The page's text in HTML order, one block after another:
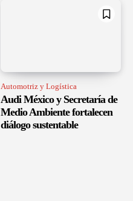
Automotriz y Logística
Audi México y Secretaría de
Medio Ambiente fortalecen
diálogo sustentable